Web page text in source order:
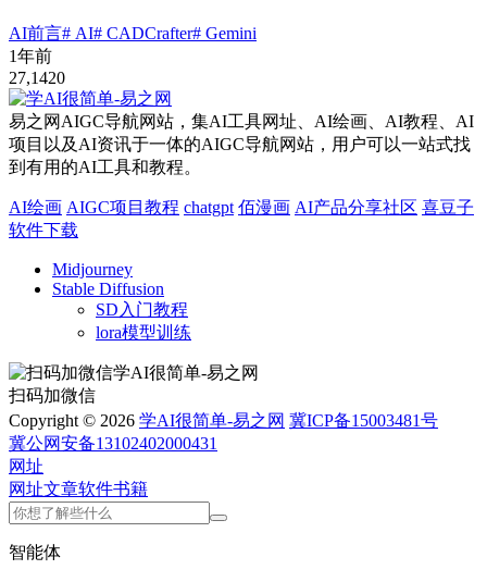
AI前言# AI# CADCrafter# Gemini
1年前
27,1420
易之网AIGC导航网站，集AI工具网址、AI绘画、AI教程、AI
项目以及AI资讯于一体的AIGC导航网站，用户可以一站式找
到有用的AI工具和教程。
AI绘画 AIGC项目教程 chatgpt 佰漫画 AI产品分享社区 喜豆子
软件下载
Midjourney
Stable Diffusion
SD入门教程
lora模型训练
扫码加微信
Copyright © 2026 学AI很简单-易之网 冀ICP备15003481号
冀公网安备13102402000431
网址
网址文章软件书籍
智能体